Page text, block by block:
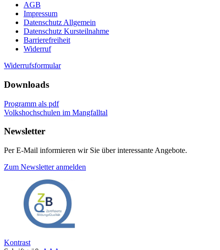
AGB
Impressum
Datenschutz Allgemein
Datenschutz Kursteilnahme
Barrierefreiheit
Widerruf
Widerrufsformular
Downloads
Programm als pdf
Volkshochschulen im Mangfalltal
Newsletter
Per E-Mail informieren wir Sie über interessante Angebote.
Zum Newsletter anmelden
Kontrast